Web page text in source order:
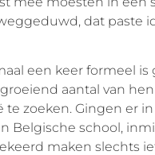
dat paste
een keer formeel is
aantal van
zoeken. Gingen er
Belgische school,
maken slechts